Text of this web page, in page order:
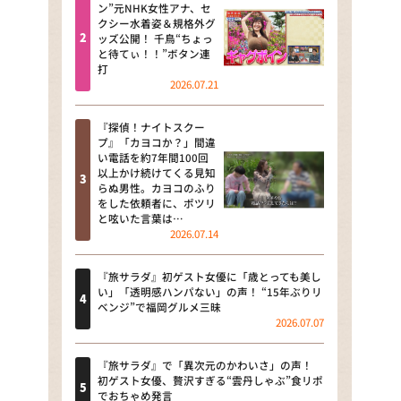
河合＆A.B.C-Z塚田×福井アナ
「なんでやねん！？」（news お
かえり）
DAIGOも台所 ～きょうの献立 何
にする？～
本日はダイアンなり！シーズン２
朝だ！生です旅サラダ
教えて！ニュースライブ 正義の
ミカタ
ＬＩＦＥ～夢のカタチ～
新婚さんいらっしゃい！
ザキ山小屋本館
ン”元NHK女性アナ、セ
クシー水着姿＆規格外グ
ッズ公開！ 千鳥“ちょっ
と待てぃ！！”ボタン連
打
2026.07.21
『探偵！ナイトスクー
プ』「カヨコか？」間違
い電話を約7年間100回
以上かけ続けてくる見知
らぬ男性。カヨコのふり
をした依頼者に、ポツリ
と呟いた言葉は…
2026.07.14
『旅サラダ』初ゲスト女優に「歳とっても美し
い」「透明感ハンパない」の声！ “15年ぶりリ
ベンジ”で福岡グルメ三昧
2026.07.07
『旅サラダ』で「異次元のかわいさ」の声！
初ゲスト女優、贅沢すぎる“雲丹しゃぶ”食リポ
でおちゃめ発言